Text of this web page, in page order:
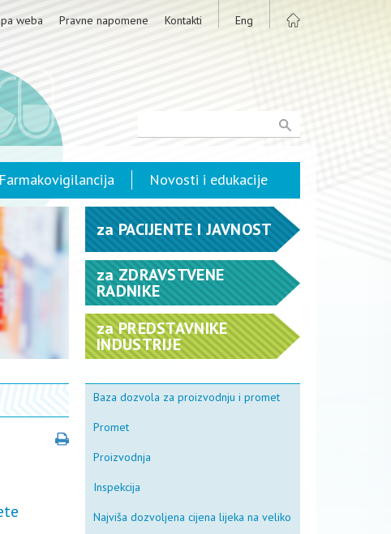
weba Pravne napomene Kontakti Eng
Farmakovigilancija Novosti i edukacije
za PACIJENTE I JAVNOST
za ZDRAVSTVENE
RADNIKE
zaPREDSTAVNIKE
INDUSTRIJE
Baza dozvola za proizvodnju i promet
Promet
Proizvodnja
Inspekcija
Najviša dozvoljena cijena lijeka na veliko